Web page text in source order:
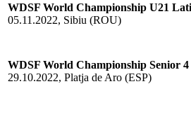
WDSF World Championship U21
05.11.2022, Sibiu (ROU)
WDSF World Championship Senior
29.10.2022, Platja de Aro (ESP)